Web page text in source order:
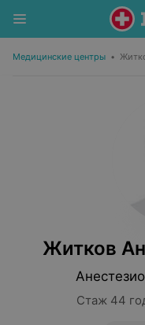
Медицинские центры •
Житков
Стаж 44